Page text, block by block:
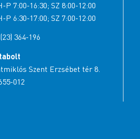
P 7:00-16:30; SZ 8:00-12:00
P 6:30-17:00; SZ 7:00-12:00
364-196
Szent Erzsébet tér 8.
012